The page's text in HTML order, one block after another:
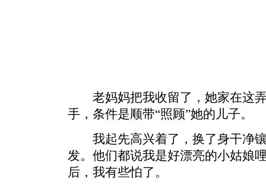
老妈妈把我收留了，她家在这弄
手，条件是顺带“照顾”她的儿子。
我起先高兴着了，换了身干净镶
发。他们都说我是好漂亮的小姑娘
后，我有些怕了。